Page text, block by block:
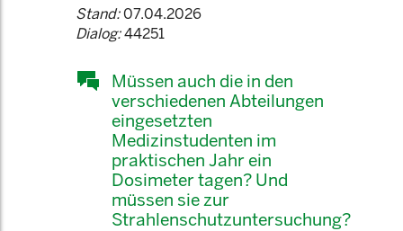
Stand:07.04.2026
Dialog:44251
Müssen auch die in den
verschiedenen Abteilungen
eingesetzten
Medizinstudenten im
praktischen Jahr ein
Dosimeter tagen? Und
müssen sie zur
Strahlenschutzuntersuchung?